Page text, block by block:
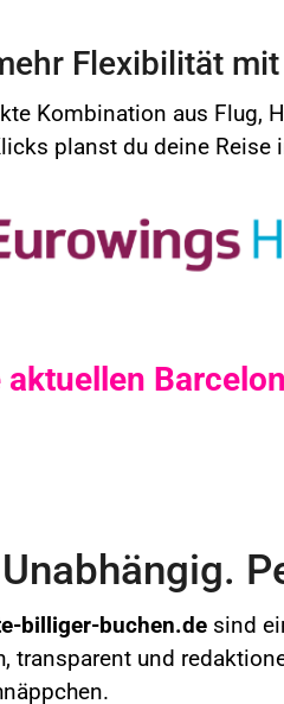
Flexibilität
Kombination aus Flug,
planst du deine
billiger-buchen.de sind
transparent und